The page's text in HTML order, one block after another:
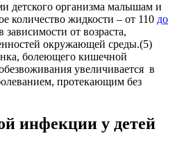
детского организма малышам и
количество жидкости – от 110 до
от возраста,
окружающей среды.(5)
болеющего кишечной
увеличивается в
протекающим без
инфекции у детей